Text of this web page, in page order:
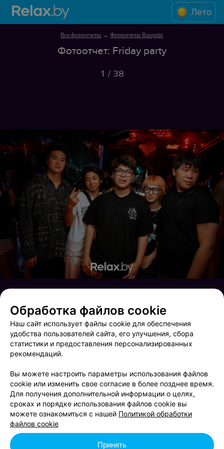
Лето
Все фотоотчеты →Фотоотчеты Rasputin
Фотоотчет: Friday party
1 / 38
Финал Лиги чемпионов Brooklyn Live!
Обработка файлов cookie
Наш сайт использует файлы cookie для обеспечения
удобства пользователей сайта, его улучшения, сбора
статистики и предоставления персонализированных
рекомендаций.
Вы можете настроить параметры использования файлов
cookie или изменить свое согласие в более позднее время.
Для получения дополнительной информации о целях,
сроках и порядке использования файлов cookie вы
можете ознакомиться с нашей Политикой обработки
файлов cookie
Принять